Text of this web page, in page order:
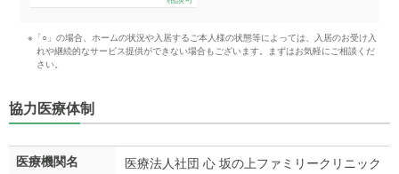
※「○」の場合、ホームの状況や入居するご本人様の状態等によっては、入居のお受け入
れや継続的なサービス提供ができない場合もございます。まずはお気軽にご相談くだ
さい。
協力医療体制
医療機関名 医療法人社団 心 坂の上ファミリークリニック